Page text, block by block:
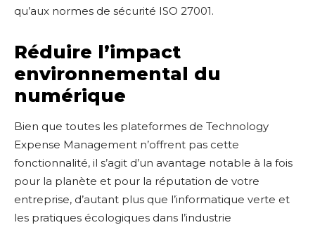
qu’aux normes de sécurité ISO 27001.
Réduire l’impact
environnemental du
numérique
Bien que toutes les plateformes de Technology
Expense Management n’offrent pas cette
fonctionnalité, il s’agit d’un avantage notable à la fois
pour la planète et pour la réputation de votre
entreprise, d’autant plus que l’informatique verte et
les pratiques écologiques dans l’industrie